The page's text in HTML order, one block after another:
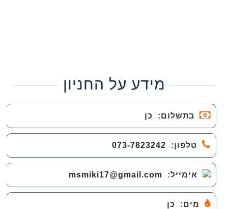
מידע על החניון
בתשלום: כן
טלפון: 073-7823242
אימייל: msmiki17@gmail.com
מים: כן